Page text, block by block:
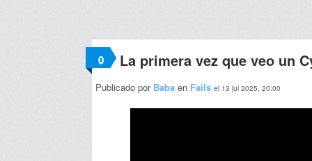
0 La primera vez que veo un
Publicado por Baba en Fails el 13 jul 2025, 20:00